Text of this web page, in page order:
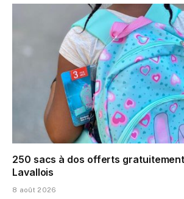
250 sacs à dos offerts
Lavallois
8 août 2026